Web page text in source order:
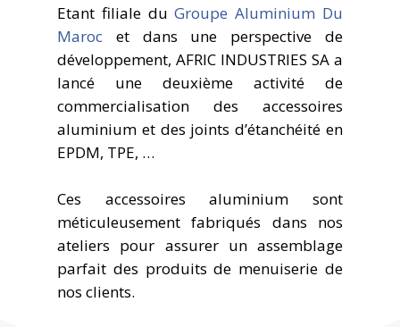
Etant filiale duGroupe Aluminium Du
Maroc et dans une perspective de
développement, AFRIC INDUSTRIES SA a
lancé une deuxième activité de
commercialisation des accessoires
aluminium et des joints d’étanchéité en
EPDM, TPE, …
Ces accessoires aluminium sont
méticuleusement fabriqués dans nos
ateliers pour assurer un assemblage
parfait des produits de menuiserie de
nos clients.